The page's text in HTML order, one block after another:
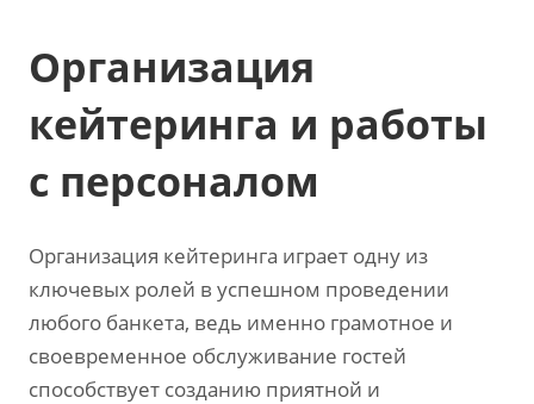
Организация
кейтеринга и работы
с персоналом
Организация кейтеринга играет одну из
ключевых ролей в успешном проведении
любого банкета, ведь именно грамотное и
своевременное обслуживание гостей
способствует созданию приятной и